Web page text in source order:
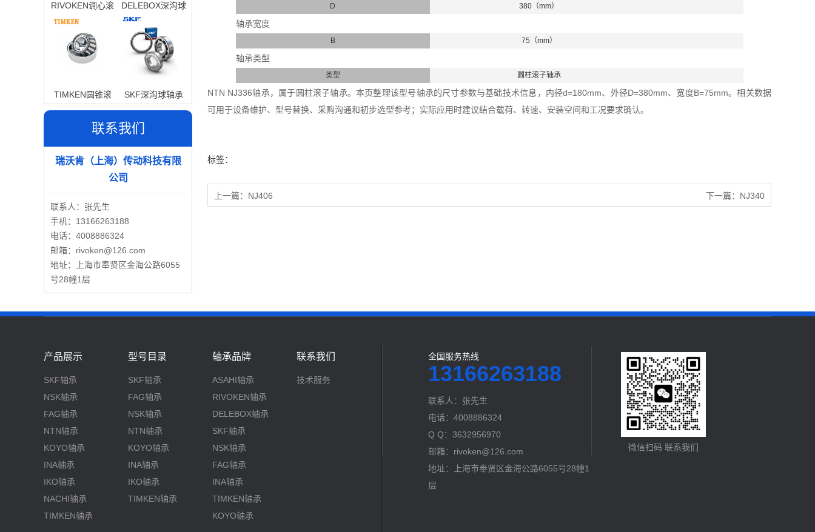
RIVOKEN调心滚
子轴承
DELEBOX深沟球
TIMKEN圆锥滚
子轴承
SKF深沟球轴承
联系我们
瑞沃肯（上海）传动科技有限
公司
联系人：张先生
手机：13166263188
电话：4008886324
邮箱：rivoken@126.com
地址：上海市奉贤区金海公路6055
号28幢1层
D 380（mm）
轴承宽度
B 75（mm）
轴承类型
类型 圆柱滚子轴承
NTN NJ336轴承，属于圆柱滚子轴承。本页整理该型号轴承的尺寸参数与基础技术信息，内径d=180mm、外径D=380mm、宽度B=75mm。相关数据
可用于设备维护、型号替换、采购沟通和初步选型参考；实际应用时建议结合载荷、转速、安装空间和工况要求确认。
标签：
上一篇： NJ406 下一篇： NJ340
产品展示
SKF轴承
NSK轴承
FAG轴承
NTN轴承
KOYO轴承
INA轴承
IKO轴承
NACHI轴承
TIMKEN轴承
型号目录
SKF轴承
FAG轴承
NSK轴承
NTN轴承
KOYO轴承
INA轴承
IKO轴承
TIMKEN轴承
轴承品牌
ASAHI轴承
RIVOKEN轴承
DELEBOX轴承
SKF轴承
NSK轴承
FAG轴承
INA轴承
TIMKEN轴承
KOYO轴承
联系我们
技术服务
全国服务热线
13166263188
联系人：张先生
电话：4008886324
Q Q：3632956970
邮箱：rivoken@126.com
地址：上海市奉贤区金海公路6055号28幢1
层
微信扫码 联系我们